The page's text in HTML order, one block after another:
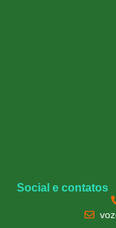
Social e contatos